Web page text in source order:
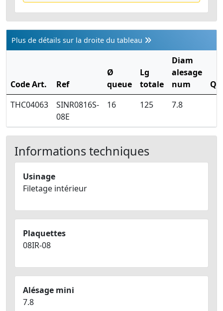
Plus de détails sur la droite du tableau
Code Art. Ref
Ø
queue
Lg
totale
Diam
alesage
num
THC04063
SINR0816S-
08E
16 125 7.8
Informations techniques
Usinage
Filetage intérieur
Plaquettes
08IR-08
Alésage mini
7.8